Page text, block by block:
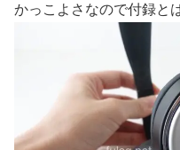
かっこよさなので付録と